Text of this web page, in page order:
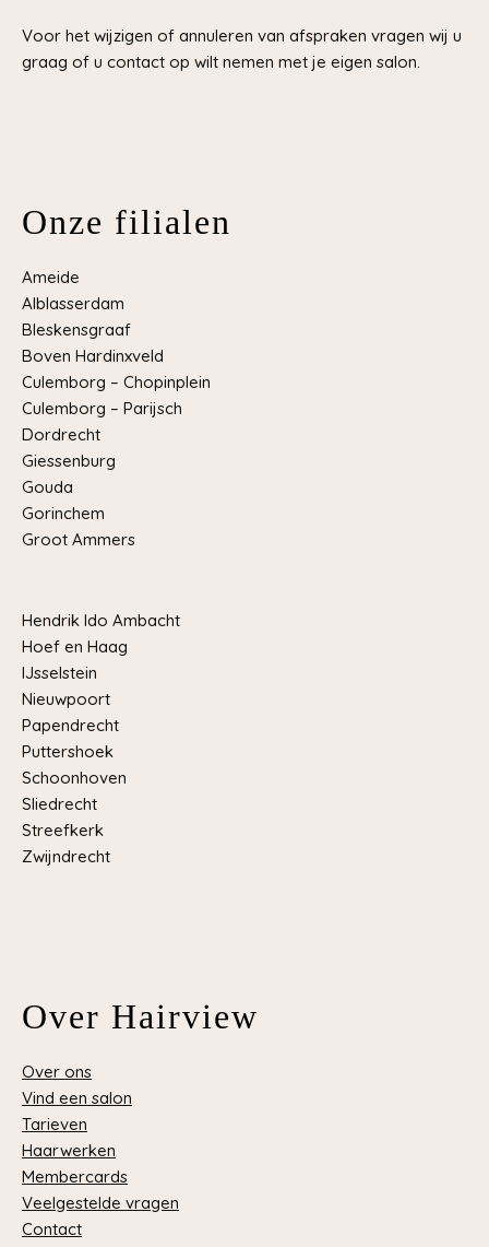
Voor het wijzigen of annuleren van afspraken vragen wij u
graag of u contact op wilt nemen met je eigen salon.
Onze filialen
Ameide
Alblasserdam
Bleskensgraaf
Boven Hardinxveld
Culemborg – Chopinplein
Culemborg – Parijsch
Dordrecht
Giessenburg
Gouda
Gorinchem
Groot Ammers
Hendrik Ido Ambacht
Hoef en Haag
IJsselstein
Nieuwpoort
Papendrecht
Puttershoek
Schoonhoven
Sliedrecht
Streefkerk
Zwijndrecht
Over Hairview
Over ons
Vind een salon
Tarieven
Haarwerken
Membercards
Veelgestelde vragen
Contact